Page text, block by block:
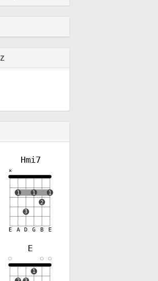
Hmi7
E A D G B E
✕
1
3
1
2
1
E
1